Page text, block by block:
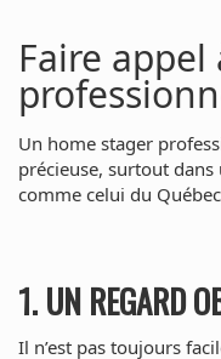
Faire appel
Un home stager
précieuse, surtout
comme celui du
1. UN REGARD
Il n’est pas toujours